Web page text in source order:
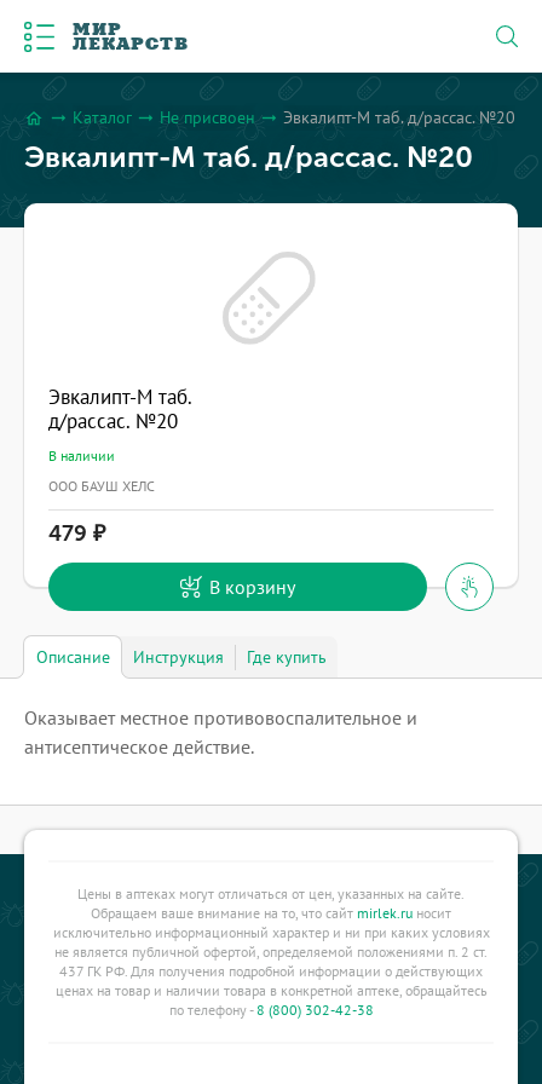
МИР
ЛЕКАРСТВ
home arrow_right_alt Каталог arrow_right_alt Не присвоен arrow_right_alt Эвкалипт-М таб. д/рассас. №20
Эвкалипт-М таб. д/рассас. №20
Эвкалипт-М таб.
д/рассас. №20
В наличии
ООО БАУШ ХЕЛС
479
В корзину
Описание Инструкция Где купить
Оказывает местное противовоспалительное и
антисептическое действие.
Цены в аптеках могут отличаться от цен, указанных на сайте.
Обращаем ваше внимание на то, что сайт mirlek.ru носит
исключительно информационный характер и ни при каких условиях
не является публичной офертой, определяемой положениями п. 2 ст.
437 ГК РФ. Для получения подробной информации о действующих
ценах на товар и наличии товара в конкретной аптеке, обращайтесь
по телефону -8 (800) 302-42-38